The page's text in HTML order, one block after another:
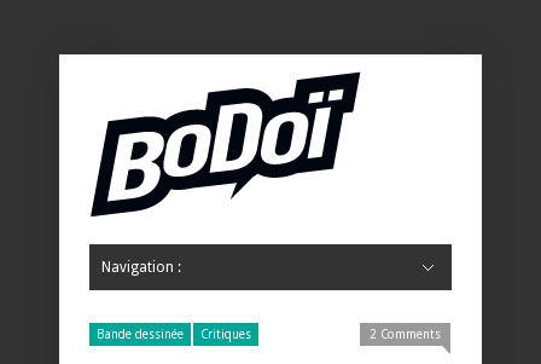
Navigation :
Bande dessinée Critiques 2 Comments